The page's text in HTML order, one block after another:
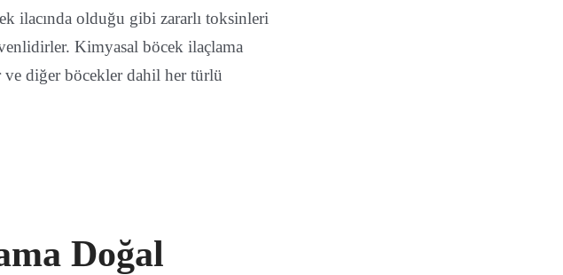
ilacında olduğu gibi zararlı toksinleri
Kimyasal böcek ilaçlama
ve diğer böcekler dahil her türlü
Doğal